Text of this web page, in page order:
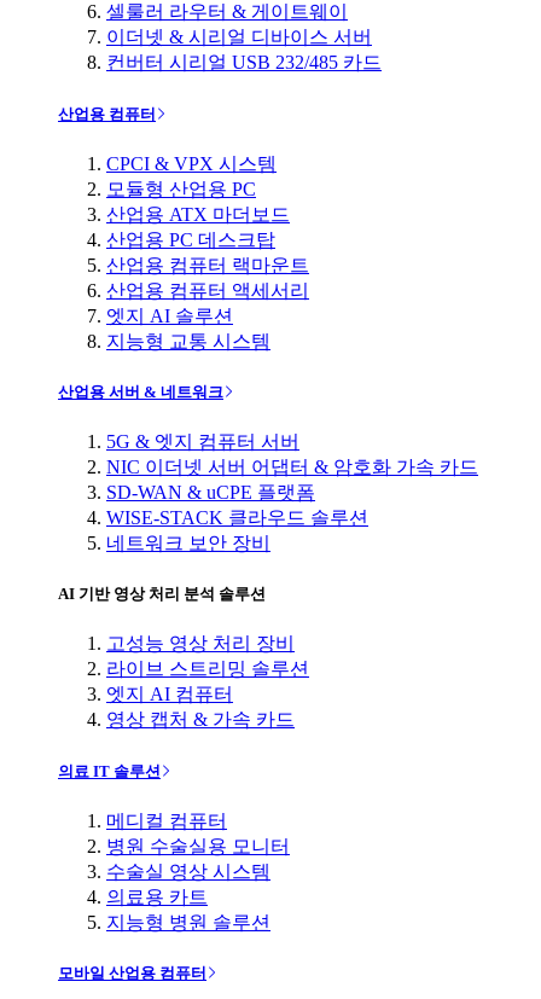
셀룰러 라우터 & 게이트웨이
이더넷 & 시리얼 디바이스 서버
컨버터 시리얼 USB 232/485 카드
산업용 컴퓨터
CPCI & VPX 시스템
모듈형 산업용 PC
산업용 ATX 마더보드
산업용 PC 데스크탑
산업용 컴퓨터 랙마운트
산업용 컴퓨터 액세서리
엣지 AI 솔루션
지능형 교통 시스템
산업용 서버 & 네트워크
5G & 엣지 컴퓨터 서버
NIC 이더넷 서버 어댑터 & 암호화 가속 카드
SD-WAN & uCPE 플랫폼
WISE-STACK 클라우드 솔루션
네트워크 보안 장비
AI 기반 영상 처리 분석 솔루션
고성능 영상 처리 장비
라이브 스트리밍 솔루션
엣지 AI 컴퓨터
영상 캡처 & 가속 카드
의료 IT 솔루션
메디컬 컴퓨터
병원 수술실용 모니터
수술실 영상 시스템
의료용 카트
지능형 병원 솔루션
모바일 산업용 컴퓨터